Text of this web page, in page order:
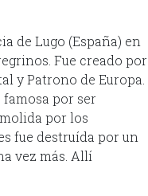
de Lugo (España) en
Fue creado por
y Patrono de Europa.
por ser
por los
fue destruída por un
vez más. Allí